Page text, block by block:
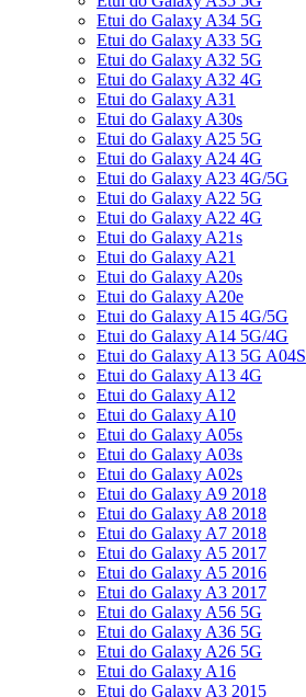
Etui do Galaxy A34 5G
Etui do Galaxy A33 5G
Etui do Galaxy A32 5G
Etui do Galaxy A32 4G
Etui do Galaxy A31
Etui do Galaxy A30s
Etui do Galaxy A25 5G
Etui do Galaxy A24 4G
Etui do Galaxy A23 4G/5G
Etui do Galaxy A22 5G
Etui do Galaxy A22 4G
Etui do Galaxy A21s
Etui do Galaxy A21
Etui do Galaxy A20s
Etui do Galaxy A20e
Etui do Galaxy A15 4G/5G
Etui do Galaxy A14 5G/4G
Etui do Galaxy A13 5G A04S
Etui do Galaxy A13 4G
Etui do Galaxy A12
Etui do Galaxy A10
Etui do Galaxy A05s
Etui do Galaxy A03s
Etui do Galaxy A02s
Etui do Galaxy A9 2018
Etui do Galaxy A8 2018
Etui do Galaxy A7 2018
Etui do Galaxy A5 2017
Etui do Galaxy A5 2016
Etui do Galaxy A3 2017
Etui do Galaxy A56 5G
Etui do Galaxy A36 5G
Etui do Galaxy A26 5G
Etui do Galaxy A16
Etui do Galaxy A3 2015